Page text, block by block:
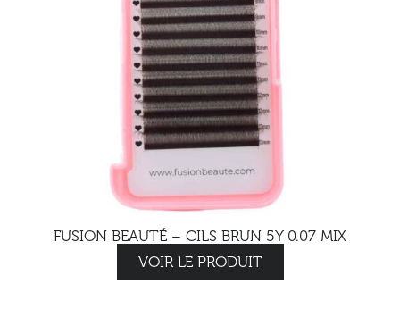
FUSION BEAUTÉ – CILS BRUN 5Y 0.07 MIX
VOIR LE PRODUIT